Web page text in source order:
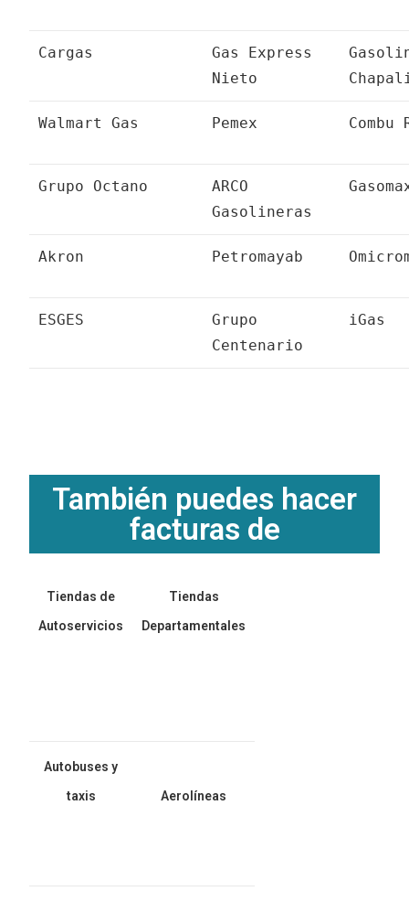
Cargas
Gas Express
Nieto
Walmart Gas Pemex Combu
Grupo Octano
ARCO
Gasolineras
Akron Petromayab
ESGES
Grupo
Centenario
iGas
También puedes hacer
facturas de
Tiendas de
Autoservicios
Tiendas
Departamentales
Autobuses y
taxis
Aerolíneas